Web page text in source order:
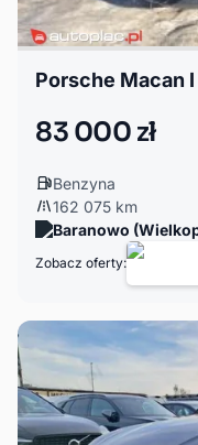
Porsche Macan
83 000 zł
Benzyna
162 075 km
Baranowo
Zobacz oferty: